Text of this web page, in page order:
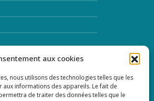
aux cookies
nous utilisons des technologies telles que les
informations des appareils. Le fait de
de traiter des données telles que le